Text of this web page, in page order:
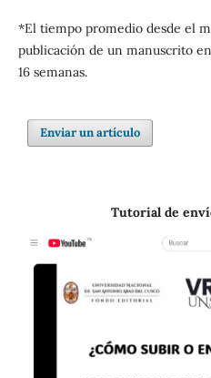
*El tiempo promedio desde el
publicación de un manuscrito
16 semanas.
Enviar un artículo
Tutorial de